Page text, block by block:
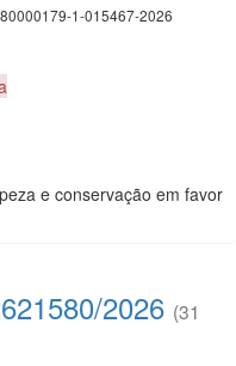
1-015467-2026
e conservação em favor
2026 (31